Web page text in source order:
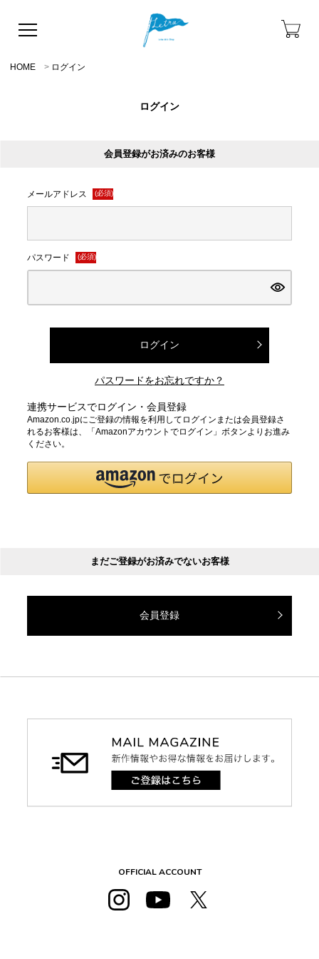
HOME ログイン
ログイン
会員登録がお済みのお客様
メールアドレス (必須)
パスワード (必須)
ログイン
パスワードをお忘れですか？
連携サービスでログイン・会員登録
Amazon.co.jpにご登録の情報を利用してログインまたは会員登録さ
れるお客様は、「Amazonアカウントでログイン」ボタンよりお進み
ください。
まだご登録がお済みでないお客様
会員登録
OFFICIAL ACCOUNT